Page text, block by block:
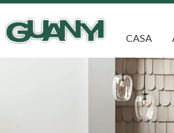
CASA